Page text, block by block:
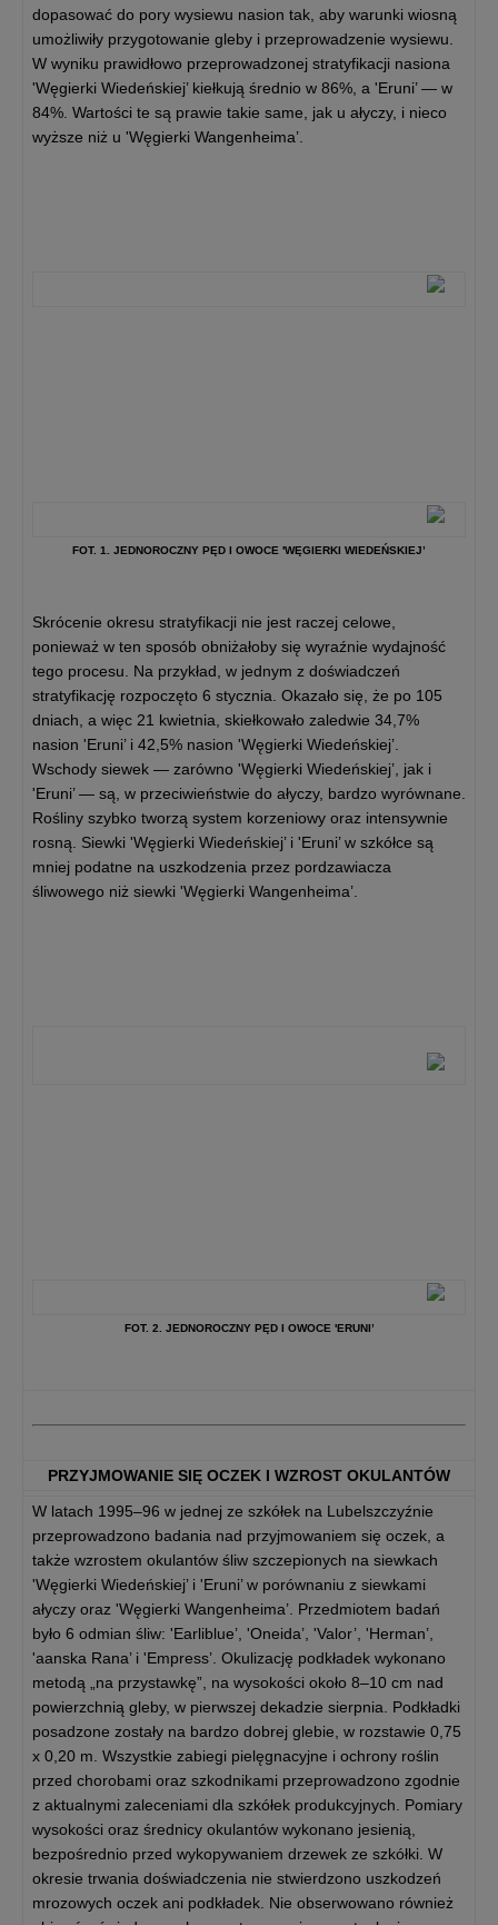
dopasować do pory wysiewu nasion tak, aby warunki wiosną
umożliwiły przygotowanie gleby i przeprowadzenie wysiewu.
W wyniku prawidłowo przeprowadzonej stratyfikacji nasiona
'Węgierki Wiedeńskiej’ kiełkują średnio w 86%, a 'Eruni’ — w
84%. Wartości te są prawie takie same, jak u ałyczy, i nieco
wyższe niż u 'Węgierki Wangenheima’.
FOT. 1. JEDNOROCZNY PĘD I OWOCE 'WĘGIERKI WIEDEŃSKIEJ’
Skrócenie okresu stratyfikacji nie jest raczej celowe,
ponieważ w ten sposób obniżałoby się wyraźnie wydajność
tego procesu. Na przykład, w jednym z doświadczeń
stratyfikację rozpoczęto 6 stycznia. Okazało się, że po 105
dniach, a więc 21 kwietnia, skiełkowało zaledwie 34,7%
nasion 'Eruni’ i 42,5% nasion 'Węgierki Wiedeńskiej’.
Wschody siewek — zarówno 'Węgierki Wiedeńskiej’, jak i
'Eruni’ — są, w przeciwieństwie do ałyczy, bardzo wyrównane.
Rośliny szybko tworzą system korzeniowy oraz intensywnie
rosną. Siewki 'Węgierki Wiedeńskiej’ i 'Eruni’ w szkółce są
mniej podatne na uszkodzenia przez pordzawiacza
śliwowego niż siewki 'Węgierki Wangenheima’.
FOT. 2. JEDNOROCZNY PĘD I OWOCE 'ERUNI’
PRZYJMOWANIE SIĘ OCZEK I WZROST OKULANTÓW
W latach 1995–96 w jednej ze szkółek na Lubelszczyźnie
przeprowadzono badania nad przyjmowaniem się oczek, a
także wzrostem okulantów śliw szczepionych na siewkach
'Węgierki Wiedeńskiej’ i 'Eruni’ w porównaniu z siewkami
ałyczy oraz 'Węgierki Wangenheima’. Przedmiotem badań
było 6 odmian śliw: 'Earliblue’, 'Oneida’, 'Valor’, 'Herman’,
'aanska Rana’ i 'Empress’. Okulizację podkładek wykonano
metodą „na przystawkę”, na wysokości około 8–10 cm nad
powierzchnią gleby, w pierwszej dekadzie sierpnia. Podkładki
posadzone zostały na bardzo dobrej glebie, w rozstawie 0,75
x 0,20 m. Wszystkie zabiegi pielęgnacyjne i ochrony roślin
przed chorobami oraz szkodnikami przeprowadzono zgodnie
z aktualnymi zaleceniami dla szkółek produkcyjnych. Pomiary
wysokości oraz średnicy okulantów wykonano jesienią,
bezpośrednio przed wykopywaniem drzewek ze szkółki. W
okresie trwania doświadczenia nie stwierdzono uszkodzeń
mrozowych oczek ani podkładek. Nie obserwowano również